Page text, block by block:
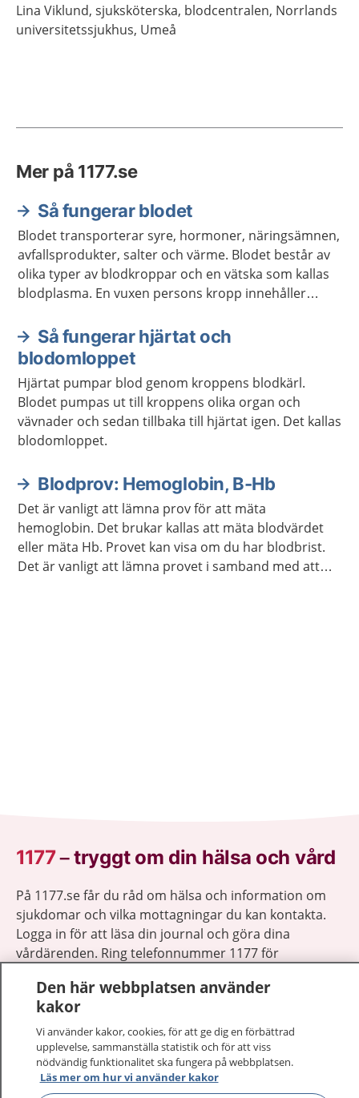
Lina Viklund, sjuksköterska, blodcentralen, Norrlands
universitetssjukhus, Umeå
Mer på 1177.se
Så fungerar blodet
Blodet transporterar syre, hormoner, näringsämnen,
avfallsprodukter, salter och värme. Blodet består av
olika typer av blodkroppar och en vätska som kallas
blodplasma. En vuxen persons kropp innehåller
Så fungerar hjärtat och
blodomloppet
Hjärtat pumpar blod genom kroppens blodkärl.
Blodet pumpas ut till kroppens olika organ och
vävnader och sedan tillbaka till hjärtat igen. Det kallas
blodomloppet.
Blodprov: Hemoglobin, B-Hb
Det är vanligt att lämna prov för att mäta
hemoglobin. Det brukar kallas att mäta blodvärdet
eller mäta Hb. Provet kan visa om du har blodbrist.
Det är vanligt att lämna provet i samband med att
1177–tryggt om din hälsa och vård
På 1177.se får du råd om hälsa och information om
sjukdomar och vilka mottagningar du kan kontakta.
Logga in för att läsa din journal och göra dina
vårdärenden. Ring telefonnummer 1177 för
1177 ger dig råd när du vill må bättre.
Visa
Den här webbplatsen använder
kakor
Vi använder kakor, cookies, för att ge dig en förbättrad
upplevelse, sammanställa statistik och för att viss
nödvändig funktionalitet ska fungera på webbplatsen.
Läs mer om hur vi använder kakor